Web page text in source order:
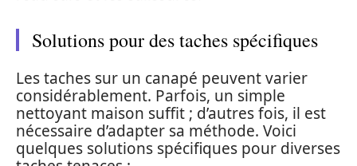
Solutions pour des taches spécifiques
Les taches sur un canapé peuvent varier
considérablement. Parfois, un simple
nettoyant maison suffit ; d’autres fois, il est
nécessaire d’adapter sa méthode. Voici
quelques solutions spécifiques pour diverses